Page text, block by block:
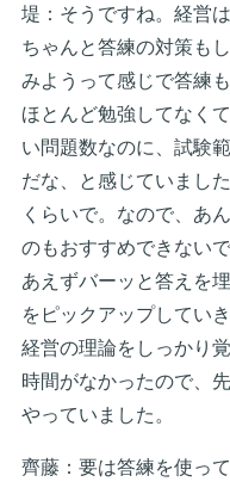
堤：そうですね。経営
ちゃんと答練の対策も
みようって感じで答練
ほとんど勉強してなく
い問題数なのに、試験
だな、と感じていまし
くらいで。なので、あ
のもおすすめできない
あえずバーッと答えを
をピックアップしてい
経営の理論をしっかり
時間がなかったので、
やっていました。
齊藤：要は答練を使っ